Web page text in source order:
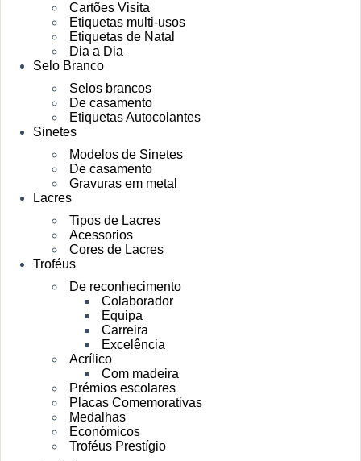
Cartões Visita
Etiquetas multi-usos
Etiquetas de Natal
Dia a Dia
Selo Branco
Selos brancos
De casamento
Etiquetas Autocolantes
Sinetes
Modelos de Sinetes
De casamento
Gravuras em metal
Lacres
Tipos de Lacres
Acessorios
Cores de Lacres
Troféus
De reconhecimento
Colaborador
Equipa
Carreira
Excelência
Acrílico
Com madeira
Prémios escolares
Placas Comemorativas
Medalhas
Económicos
Troféus Prestígio